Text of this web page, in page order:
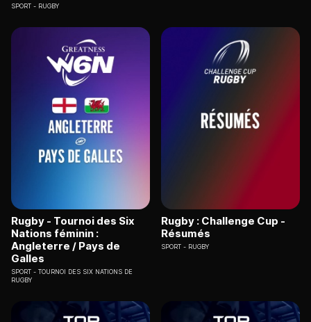
SPORT RUGBY
Rugby - Tournoi des Six
Nations féminin :
Angleterre / Pays de
Galles
SPORT
TOURNOI DES SIX NATIONS DE
RUGBY
Rugby : Challenge Cup -
Résumés
SPORT RUGBY